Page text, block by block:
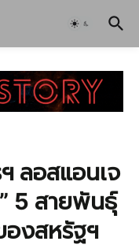
อสแอนเจ
5 สายพันธุ์
งสหรัฐฯ